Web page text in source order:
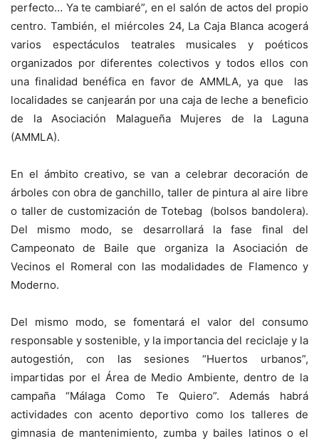
perfecto… Ya te cambiaré”, en el salón de actos del propio
centro. También, el miércoles 24, La Caja Blanca acogerá
varios espectáculos teatrales musicales y poéticos
organizados por diferentes colectivos y todos ellos con
una finalidad benéfica en favor de AMMLA, ya que las
localidades se canjearán por una caja de leche a beneficio
de la Asociación Malagueña Mujeres de la Laguna
(AMMLA).
En el ámbito creativo, se van a celebrar decoración de
árboles con obra de ganchillo, taller de pintura al aire libre
o taller de customización de Totebag (bolsos bandolera).
Del mismo modo, se desarrollará la fase final del
Campeonato de Baile que organiza la Asociación de
Vecinos el Romeral con las modalidades de Flamenco y
Moderno.
Del mismo modo, se fomentará el valor del consumo
responsable y sostenible, y la importancia del reciclaje y la
autogestión, con las sesiones “Huertos urbanos”,
impartidas por el Área de Medio Ambiente, dentro de la
campaña “Málaga Como Te Quiero”. Además habrá
actividades con acento deportivo como los talleres de
gimnasia de mantenimiento, zumba y bailes latinos o el